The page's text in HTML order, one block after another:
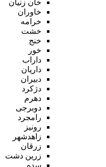
خان زنیان
خاوران
خرامه
خشت
خنج
خور
داراب
داریان
دبیران
دژکرد
دهرم
دوبرجی
رامجرد
رونیز
زاهدشهر
زرقان
زرین دشت
سده